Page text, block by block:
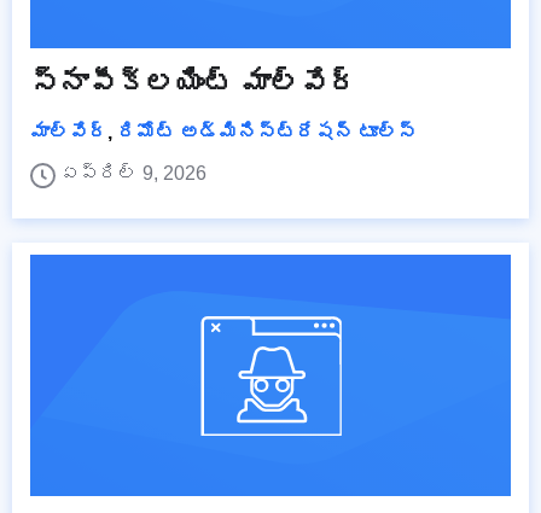
స్నాపీక్లయింట్ మాల్వేర్
మాల్వేర్ , రిమోట్ అడ్మినిస్ట్రేషన్ టూల్స్
ఏప్రిల్ 9, 2026